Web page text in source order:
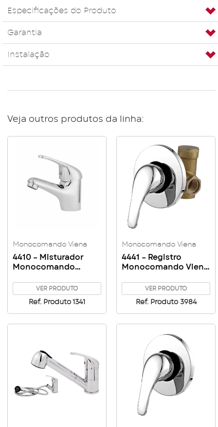
Especificações do Produto
Garantia
Instalação
Veja outros produtos da linha:
Monocomando Viena
4410 – Misturador
Monocomando
VER PRODUTO
Ref. Produto 1341
Monocomando Viena
4441 – Registro
Monocomando Viena
VER PRODUTO
Ref. Produto 3984